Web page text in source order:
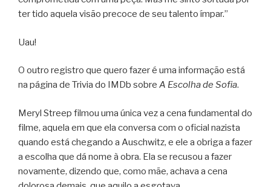
ter tido aquela visão precoce de seu talento ímpar.”
Uau!
O outro registro que quero fazer é uma informação está
na página de Trivia do IMDb sobre A Escolha de Sofia.
Meryl Streep filmou uma única vez a cena fundamental do
filme, aquela em que ela conversa com o oficial nazista
quando está chegando a Auschwitz, e ele a obriga a fazer
a escolha que dá nome à obra. Ela se recusou a fazer
novamente, dizendo que, como mãe, achava a cena